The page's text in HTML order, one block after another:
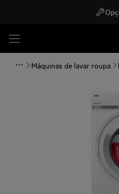
Máquinas de lavar roupa